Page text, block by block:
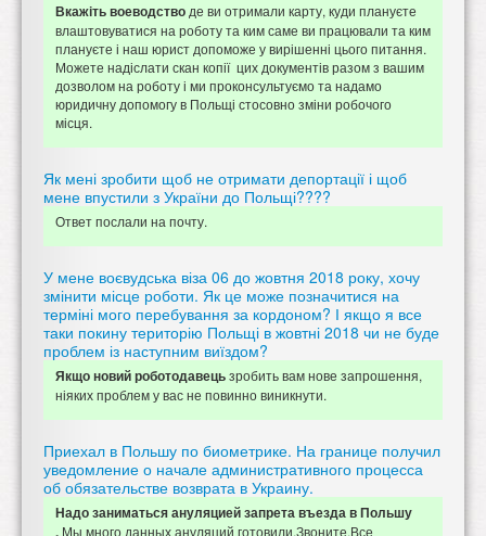
Вкажіть воеводство де ви отримали карту, куди плануєте
влаштовуватися на роботу та ким саме ви працювали та ким
плануєте і наш юрист допоможе у вирішенні цього питання.
Можете надіслати скан копії цих документів разом з вашим
дозволом на роботу і ми проконсультуємо та надамо
юридичну допомогу в Польщі стосовно зміни робочого
місця.
Як мені зробити щоб не отримати депортації і щоб
мене впустили з України до Польщі????
Ответ послали на почту.
У мене воєвудська віза 06 до жовтня 2018 року, хочу
змінити місце роботи. Як це може позначитися на
терміні мого перебування за кордоном? І якщо я все
таки покину територію Польщі в жовтні 2018 чи не буде
проблем із наступним виїздом?
Якщо новий роботодавецьзробить вам нове запрошення,
ніяких проблем у вас не повинно виникнути.
Приехал в Польшу по биометрике. На границе получил
уведомление о начале административного процесса
об обязательстве возврата в Украину.
Надо заниматься ануляцией запрета въезда в Польшу
. Мы много данных ануляций готовили.Звоните.Все